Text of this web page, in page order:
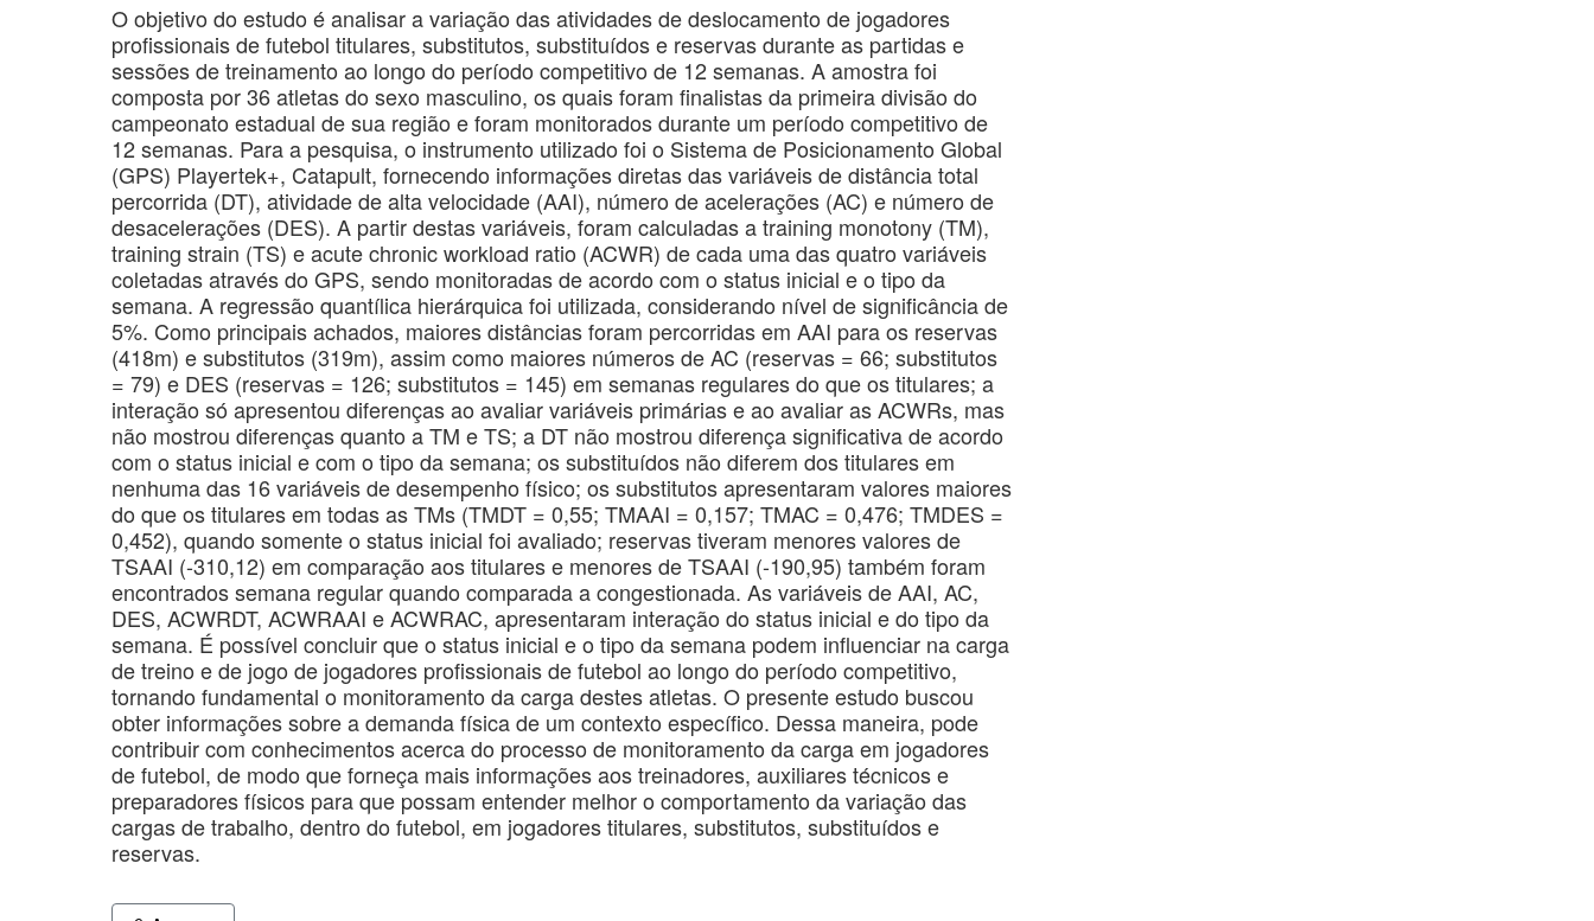
O objetivo do estudo é analisar a variação das atividades de deslocamento de jogadores
profissionais de futebol titulares, substitutos, substituídos e reservas durante as partidas e
sessões de treinamento ao longo do período competitivo de 12 semanas. A amostra foi
composta por 36 atletas do sexo masculino, os quais foram finalistas da primeira divisão do
campeonato estadual de sua região e foram monitorados durante um período competitivo de
12 semanas. Para a pesquisa, o instrumento utilizado foi o Sistema de Posicionamento Global
(GPS) Playertek+, Catapult, fornecendo informações diretas das variáveis de distância total
percorrida (DT), atividade de alta velocidade (AAI), número de acelerações (AC) e número de
desacelerações (DES). A partir destas variáveis, foram calculadas a training monotony (TM),
training strain (TS) e acute chronic workload ratio (ACWR) de cada uma das quatro variáveis
coletadas através do GPS, sendo monitoradas de acordo com o status inicial e o tipo da
semana. A regressão quantílica hierárquica foi utilizada, considerando nível de significância de
5%. Como principais achados, maiores distâncias foram percorridas em AAI para os reservas
(418m) e substitutos (319m), assim como maiores números de AC (reservas = 66; substitutos
= 79) e DES (reservas = 126; substitutos = 145) em semanas regulares do que os titulares; a
interação só apresentou diferenças ao avaliar variáveis primárias e ao avaliar as ACWRs, mas
não mostrou diferenças quanto a TM e TS; a DT não mostrou diferença significativa de acordo
com o status inicial e com o tipo da semana; os substituídos não diferem dos titulares em
nenhuma das 16 variáveis de desempenho físico; os substitutos apresentaram valores maiores
do que os titulares em todas as TMs (TMDT = 0,55; TMAAI = 0,157; TMAC = 0,476; TMDES =
0,452), quando somente o status inicial foi avaliado; reservas tiveram menores valores de
TSAAI (-310,12) em comparação aos titulares e menores de TSAAI (-190,95) também foram
encontrados semana regular quando comparada a congestionada. As variáveis de AAI, AC,
DES, ACWRDT, ACWRAAI e ACWRAC, apresentaram interação do status inicial e do tipo da
semana. É possível concluir que o status inicial e o tipo da semana podem influenciar na carga
de treino e de jogo de jogadores profissionais de futebol ao longo do período competitivo,
tornando fundamental o monitoramento da carga destes atletas. O presente estudo buscou
obter informações sobre a demanda física de um contexto específico. Dessa maneira, pode
contribuir com conhecimentos acerca do processo de monitoramento da carga em jogadores
de futebol, de modo que forneça mais informações aos treinadores, auxiliares técnicos e
preparadores físicos para que possam entender melhor o comportamento da variação das
cargas de trabalho, dentro do futebol, em jogadores titulares, substitutos, substituídos e
reservas.